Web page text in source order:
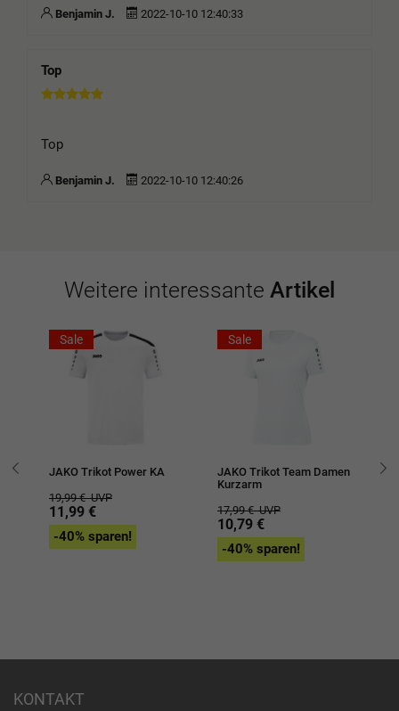
Benjamin J. 2022-10-10 12:40:33
Top
Top
Benjamin J. 2022-10-10 12:40:26
Weitere interessante Artikel
Sale
JAKO Trikot Power KA
19,99 €UVP
11,99 €
-40% sparen!
Sale
JAKO Trikot Team Damen
Kurzarm
17,99 €UVP
10,79 €
-40% sparen!
KONTAKT